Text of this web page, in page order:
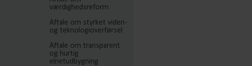
værdighedsreform
Aftale om styrket viden-
og teknologioverførsel
Aftale om transparent
og hurtig
elnetudbygning